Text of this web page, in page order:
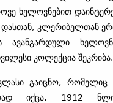
ხელოვნებით
დასთან, კლერიბელთან
კოლექცია შეკრიბა.
გაიცნო, რომელიც
იქცა. 1912